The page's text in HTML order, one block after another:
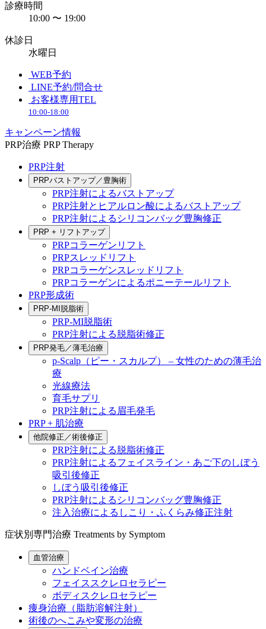
診療時間
10:00 〜 19:00
休診日
水曜日
WEB予約
LINE予約/問合せ
お客様専用TEL
10:00-18:00
キャンペーン情報
PRP治療 PRP Therapy
PRP注射
PRPバストアップ／豊胸術
PRP注射によるバストアップ
PRP注射とヒアルロン酸によるバストアップ
PRP注射によるシリコンバッグ豊胸修正
PRP + リフトアップ
PRPコラーゲンリフト
PRPスレッドリフト
PRPコラーゲンスレッドリフト
PRPコラーゲンによるポニーテールリフト
PRP形成術
PRP-MI脱脂術
PRP-MI脱脂術
PRP注射による脱脂術修正
PRP発毛／薄毛治療
p-Scalp（ピー・スカルプ） – 女性のための薄毛治
療
光線療法
育毛サプリ
PRP注射による眉毛発毛
PRP + 肌治療
他院修正／術後修正
PRP注射による脱脂術修正
PRP注射によるフェイスライン・あご下のしぼう
吸引後修正
しぼう吸引後修正
PRP注射によるシリコンバッグ豊胸修正
注入治療によるしこり・ふくらみ修正注射
症状別専門治療 Treatments by Symptom
血管治療
ハンドベイン治療
フェイススクレロセラピー
ボディスクレロセラピー
痩身治療（脂肪溶解注射）
術後のへこみや変形の治療